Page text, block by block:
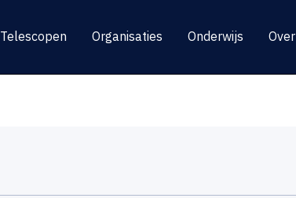
Telescopen Organisaties Onderwijs